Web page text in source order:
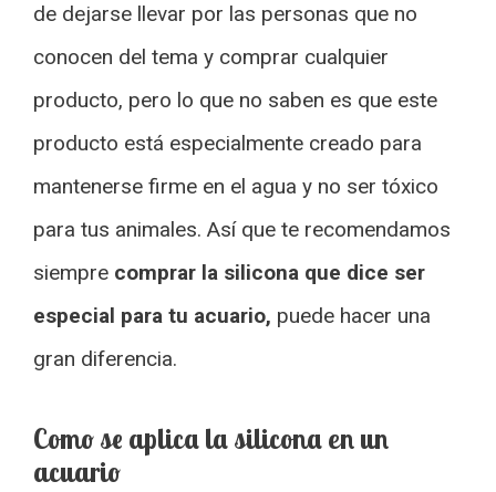
de dejarse llevar por las personas que no
conocen del tema y comprar cualquier
producto, pero lo que no saben es que este
producto está especialmente creado para
mantenerse firme en el agua y no ser tóxico
para tus animales. Así que te recomendamos
siempre comprar la silicona que dice ser
especial para tu acuario, puede hacer una
gran diferencia.
Como se aplica la silicona en un
acuario